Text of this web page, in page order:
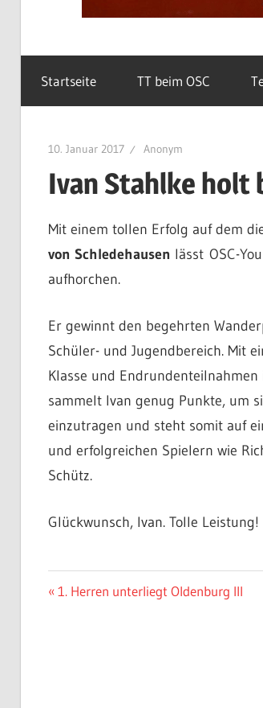
Startseite TT beim OSC
10. Januar 2017 Anonym
Ivan Stahlke holt
Mit einem tollen Erfolg auf dem
von Schledehausen lässt OSC-
aufhorchen.
Er gewinnt den begehrten
Schüler- und Jugendbereich. Mit
Klasse und
sammelt Ivan genug Punkte, um
einzutragen und steht somit auf
und erfolgreichen Spielern wie
Schütz.
Glückwunsch, Ivan. Tolle Leistung!
ALLGEMEIN
Beitragsnavigation
Vorheriger
1. Herren unterliegt Oldenburg III